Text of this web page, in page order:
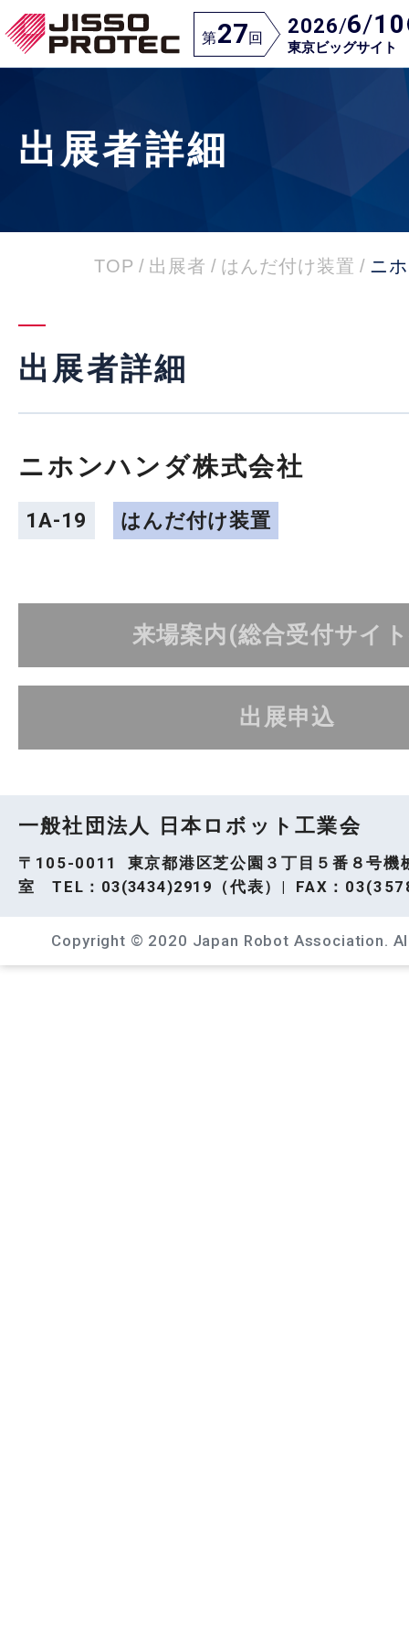
第27回 2026/6/10
東京ビッグサイト
出展者詳細
TOP / 出展者 / はんだ付け装置 / ニ
出展者詳細
ニホンハンダ株式会社
1A-19 はんだ付け装置
来場案内(総合受付サイ
出展申込
一般社団法人 日本ロボット工業会
〒105-0011 東京都港区芝公園３丁目５番８号機
室 TEL： 03(3434)2919 （代表）| FAX：
Copyright © 2020 Japan Robot Association.